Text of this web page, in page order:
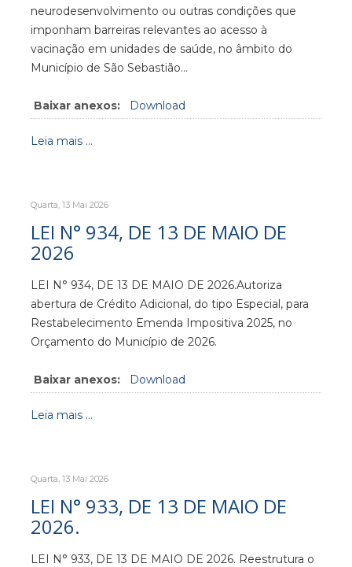
neurodesenvolvimento ou outras condições que
imponham barreiras relevantes ao acesso à
vacinação em unidades de saúde, no âmbito do
Município de São Sebastião…
Baixar anexos: Download
Leia mais ...
Quarta, 13 Mai 2026
LEI N° 934, DE 13 DE MAIO DE
2026
LEI N° 934, DE 13 DE MAIO DE 2026.Autoriza
abertura de Crédito Adicional, do tipo Especial, para
Restabelecimento Emenda Impositiva 2025, no
Orçamento do Município de 2026.
Baixar anexos: Download
Leia mais ...
Quarta, 13 Mai 2026
LEI N° 933, DE 13 DE MAIO DE
2026.
LEI N° 933, DE 13 DE MAIO DE 2026. Reestrutura o